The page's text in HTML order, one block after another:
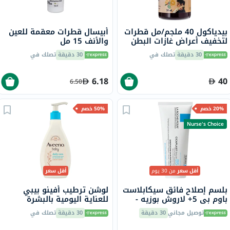
بيدياكول 40 ملجم/مل قطرات
لتخفيف أعراض غازات البطن
50 مل 30 دقيقة تصلك في
40
أبيسال قطرات معقمة للعين
والأنف 15 مل
30 دقيقة تصلك في
6.18
6.50
20% خصم
Nurse's Choice
أقل سعرمن 30 يوم
بلسم إصلاح فائق سيكابلاست
باوم بي 5+ لاروش بوزيه -
100 مل توصيل مجاني30 دقيقة
50% خصم
أقل سعر
لوشن ترطيب أفينو بيبي
للعناية اليومية بالبشرة
الحساسة 250 مل
30 دقيقة تصلك في